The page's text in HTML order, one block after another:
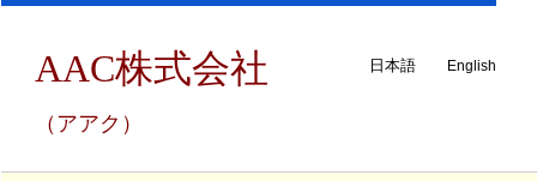
AAC株式会社
（アアク）
日本語 English